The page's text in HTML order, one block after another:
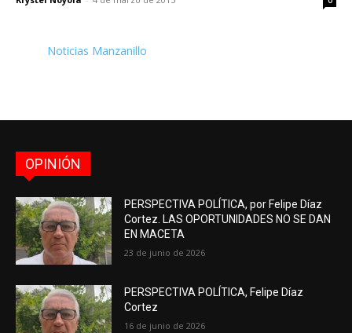
Noticias Manzanillo
OPINIÓN
PERSPECTIVA POLÍTICA, por Felipe Díaz
Cortez. LAS OPORTUNIDADES NO SE DAN
EN MACETA
23 de junio de 2026
PERSPECTIVA POLÍTICA, Felipe Díaz
Cortez
16 de junio de 2026